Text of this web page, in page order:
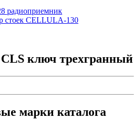
радиоприемник
стоек CELLULA-130
ключ трехгранный
марки каталога